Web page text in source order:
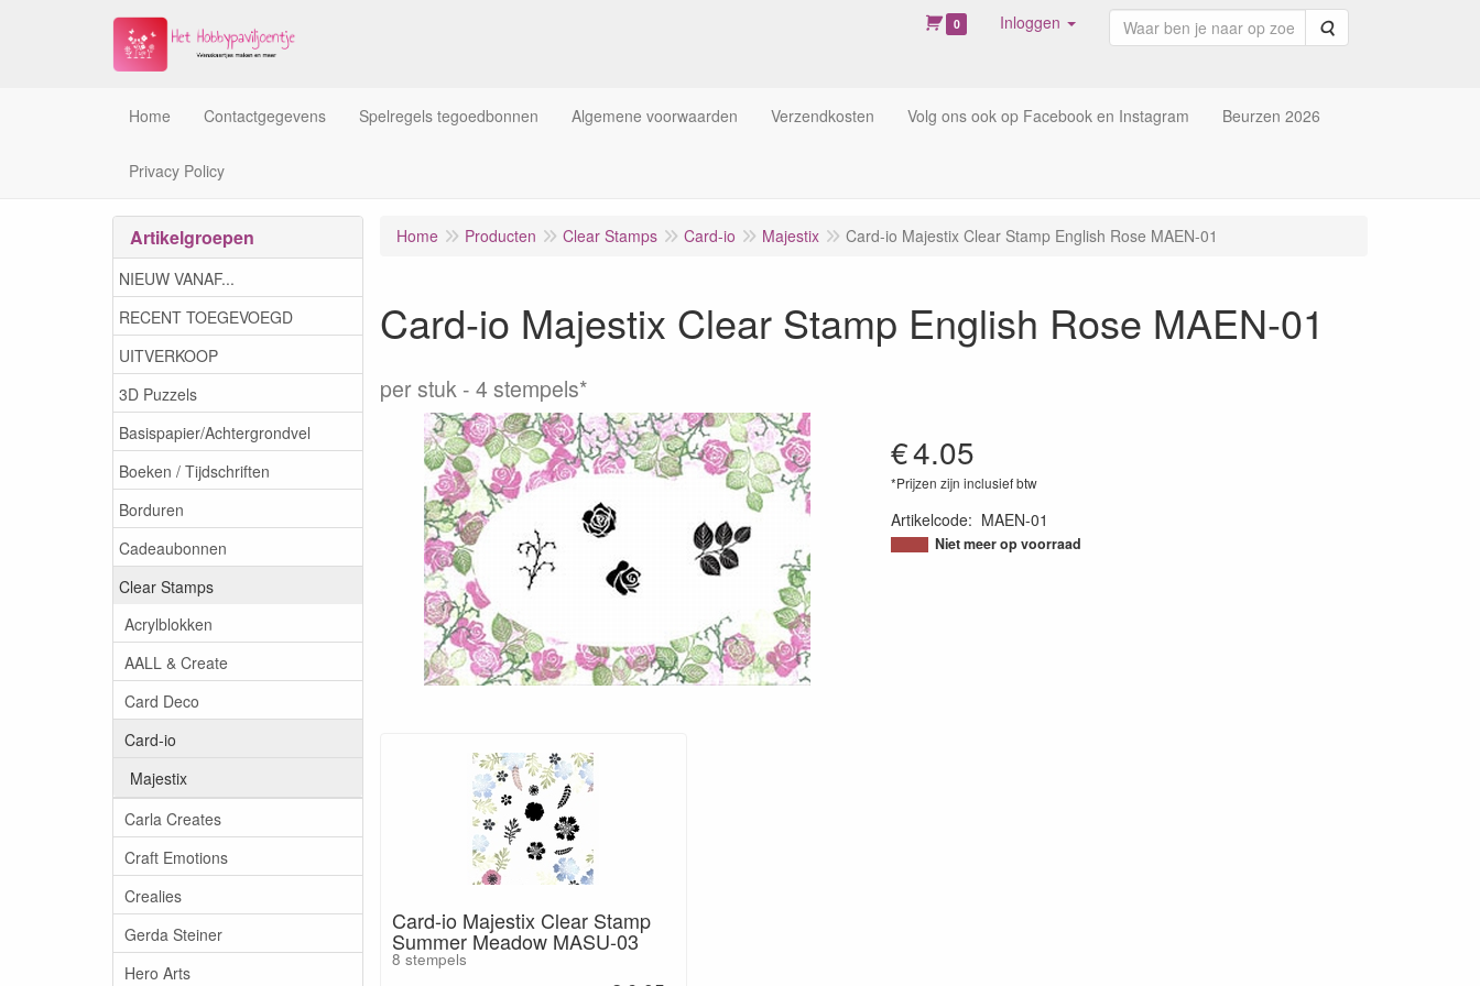
0 Inloggen Zoeken
Home Contactgegevens Spelregels tegoedbonnen Algemene voorwaarden Verzendkosten Volg ons ook op Facebook en Instagram Beurzen 2026
Privacy Policy
Artikelgroepen
NIEUW VANAF...
RECENT TOEGEVOEGD
UITVERKOOP
3D Puzzels
Basispapier/Achtergrondvel
Boeken / Tijdschriften
Borduren
Cadeaubonnen
Clear Stamps
Acrylblokken
AALL & Create
Card Deco
Card-io
Majestix
Carla Creates
Craft Emotions
Crealies
Gerda Steiner
Hero Arts
Home Producten Clear Stamps Card-io Majestix Card-io Majestix Clear Stamp English Rose MAEN-01
Card-io Majestix Clear Stamp English Rose MAEN-01
per stuk 4 stempels*
€4.05
*Prijzen zijn inclusief btw
Artikelcode: MAEN-01
5060389330124
Niet meer op voorraad
Card-io Majestix Clear Stamp
Summer Meadow MASU-03
8 stempels